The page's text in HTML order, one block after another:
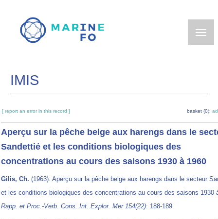
main
IMIS
[ report an error in this record ] basket (0):
Aperçu sur la pêche belge aux harengs dans le
Sandettié et les conditions biologiques des
concentrations au cours des saisons 1930 à 1960
Gilis, Ch. (1963). Aperçu sur la pêche belge aux harengs dans le secteur
et les conditions biologiques des concentrations au cours des saisons 1930
Rapp. et Proc.-Verb. Cons. Int. Explor. Mer 154(22): 188-189